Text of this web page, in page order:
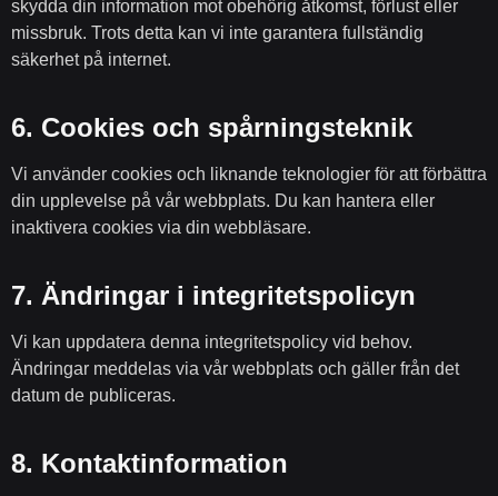
skydda din information mot obehörig åtkomst, förlust eller
missbruk. Trots detta kan vi inte garantera fullständig
säkerhet på internet.
6. Cookies och spårningsteknik
Vi använder cookies och liknande teknologier för att förbättra
din upplevelse på vår webbplats. Du kan hantera eller
inaktivera cookies via din webbläsare.
7. Ändringar i integritetspolicyn
Vi kan uppdatera denna integritetspolicy vid behov.
Ändringar meddelas via vår webbplats och gäller från det
datum de publiceras.
8. Kontaktinformation